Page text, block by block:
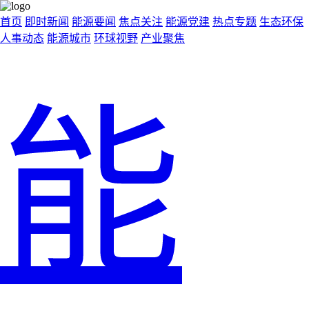
首页 即时新闻 能源要闻 焦点关注 能源党建 热点专题 生态环保
人事动态 能源城市 环球视野 产业聚焦
能